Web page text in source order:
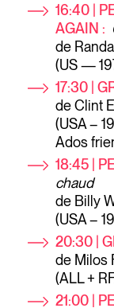
16:40 |
AGAIN :
de
(US —
17:30 |
de Clint
(USA –
Ados
18:45 |
chaud
de Billy
(USA –
20:30 |
de Milos
(ALL +
21:00 |